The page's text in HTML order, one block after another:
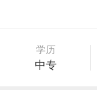
学历
中专